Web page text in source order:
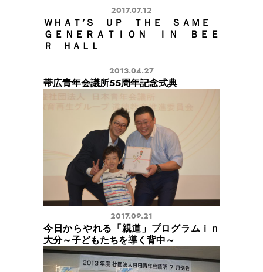
2017.07.12
ＷＨＡＴ’Ｓ ＵＰ ＴＨＥ ＳＡＭＥ
ＧＥＮＥＲＡＴＩＯＮ ＩＮ ＢＥＥ
Ｒ ＨＡＬＬ
2013.04.27
帯広青年会議所55周年記念式典
2017.09.21
今日からやれる「親道」プログラムｉｎ
大分～子どもたちを導く背中～